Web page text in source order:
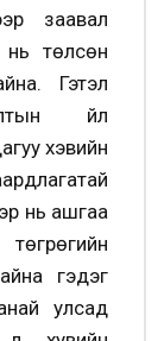
заавал
нь төлсөн
Гэтэл
үйл
хэвийн
нь ашгаа
гэдэг
улсад